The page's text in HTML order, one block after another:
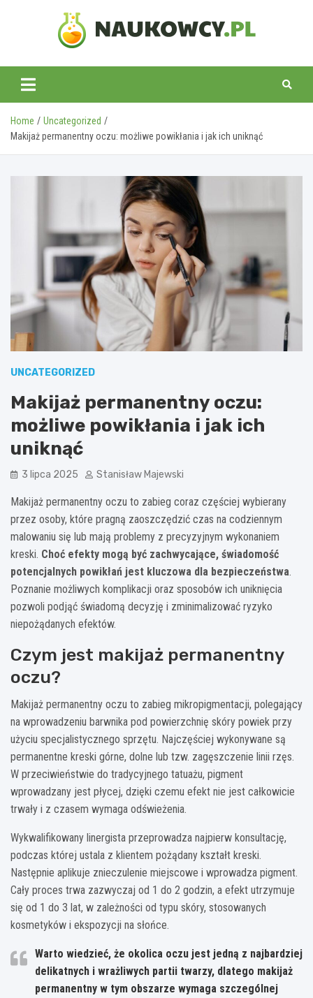
naukowcy.pl
Home
Uncategorized
Makijaż permanentny oczu: możliwe powikłania i jak ich uniknąć
UNCATEGORIZED
Makijaż permanentny oczu:
możliwe powikłania i jak ich
uniknąć
3 lipca 2025 Stanisław Majewski
Makijaż permanentny oczu to zabieg coraz częściej wybierany
przez osoby, które pragną zaoszczędzić czas na codziennym
malowaniu się lub mają problemy z precyzyjnym wykonaniem
kreski. Choć efekty mogą być zachwycające, świadomość
potencjalnych powikłań jest kluczowa dla bezpieczeństwa.
Poznanie możliwych komplikacji oraz sposobów ich uniknięcia
pozwoli podjąć świadomą decyzję i zminimalizować ryzyko
niepożądanych efektów.
Czym jest makijaż permanentny
oczu?
Makijaż permanentny oczu to zabieg mikropigmentacji, polegający
na wprowadzeniu barwnika pod powierzchnię skóry powiek przy
użyciu specjalistycznego sprzętu. Najczęściej wykonywane są
permanentne kreski górne, dolne lub tzw. zagęszczenie linii rzęs.
W przeciwieństwie do tradycyjnego tatuażu, pigment
wprowadzany jest płycej, dzięki czemu efekt nie jest całkowicie
trwały i z czasem wymaga odświeżenia.
Wykwalifikowany linergista przeprowadza najpierw konsultację,
podczas której ustala z klientem pożądany kształt kreski.
Następnie aplikuje znieczulenie miejscowe i wprowadza pigment.
Cały proces trwa zazwyczaj od 1 do 2 godzin, a efekt utrzymuje
się od 1 do 3 lat, w zależności od typu skóry, stosowanych
kosmetyków i ekspozycji na słońce.
Warto wiedzieć, że okolica oczu jest jedną z najbardziej
delikatnych i wrażliwych partii twarzy, dlatego makijaż
permanentny w tym obszarze wymaga szczególnej